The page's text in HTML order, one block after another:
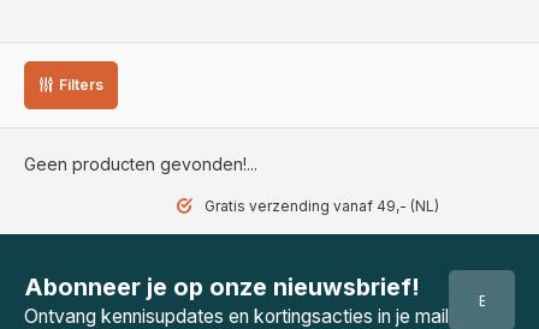
Filters
Geen producten gevonden!...
Gratis verzending vanaf 49,- (NL)
Abonneer je op onze nieuwsbrief!
Ontvang kennisupdates en kortingsacties in je mail